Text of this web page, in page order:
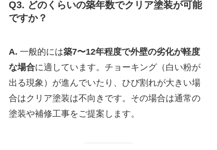
Q3. どのくらいの築年数でクリア塗装が可能
ですか？
A. 一般的には築7〜12年程度で外壁の劣化が軽度
な場合に適しています。チョーキング（白い粉が
出る現象）が進んでいたり、ひび割れが大きい場
合はクリア塗装は不向きです。その場合は通常の
塗装や補修工事をご提案します。